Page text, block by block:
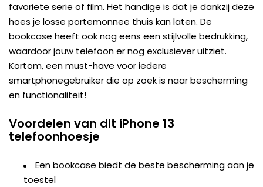
favoriete serie of film. Het handige is dat je dankzij deze
hoes je losse portemonnee thuis kan laten. De
bookcase heeft ook nog eens een stijlvolle bedrukking,
waardoor jouw telefoon er nog exclusiever uitziet.
Kortom, een must-have voor iedere
smartphonegebruiker die op zoek is naar bescherming
en functionaliteit!
Voordelen van dit iPhone 13
telefoonhoesje
Een bookcase biedt de beste bescherming aan je
toestel